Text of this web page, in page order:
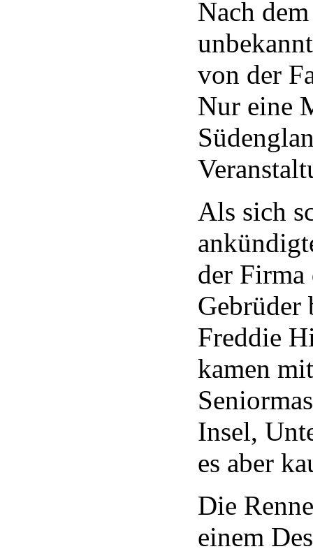
Nach
von der
Nur eine
Als sich
der
Gebrüder
Freddie
kamen
Insel,
es aber
Die
einem